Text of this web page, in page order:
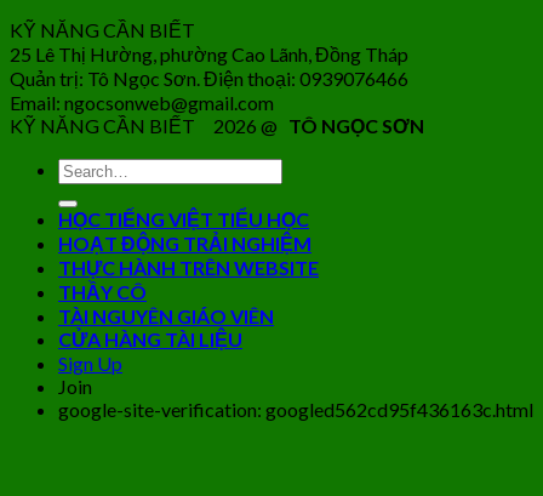
KỸ NĂNG CẦN BIẾT
25 Lê Thị Hường, phường Cao Lãnh, Đồng Tháp
Quản trị: Tô Ngọc Sơn. Điện thoại: 0939076466
Email: ngocsonweb@gmail.com
KỸ NĂNG CẦN BIẾT 2026 @ TÔ NGỌC SƠN
HỌC TIẾNG VIỆT TIỂU HỌC
HOẠT ĐỘNG TRẢI NGHIỆM
THỰC HÀNH TRÊN WEBSITE
THẦY CÔ
TÀI NGUYÊN GIÁO VIÊN
CỬA HÀNG TÀI LIỆU
Sign Up
Join
google-site-verification: googled562cd95f436163c.html